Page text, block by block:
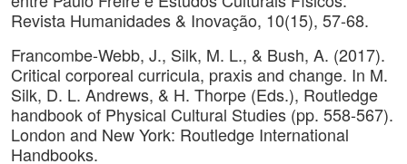
Revista Humanidades & Inovação, 10(15), 57-68.
Francombe-Webb, J., Silk, M. L., & Bush, A. (2017).
Critical corporeal curricula, praxis and change. In M.
Silk, D. L. Andrews, & H. Thorpe (Eds.), Routledge
handbook of Physical Cultural Studies (pp. 558-567).
London and New York: Routledge International
Handbooks.